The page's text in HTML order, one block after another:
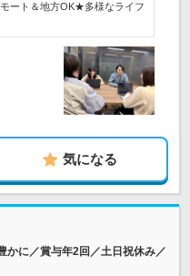
ート＆地方OK★多様なライフ
気になる
かに／賞与年2回／土日祝休み／